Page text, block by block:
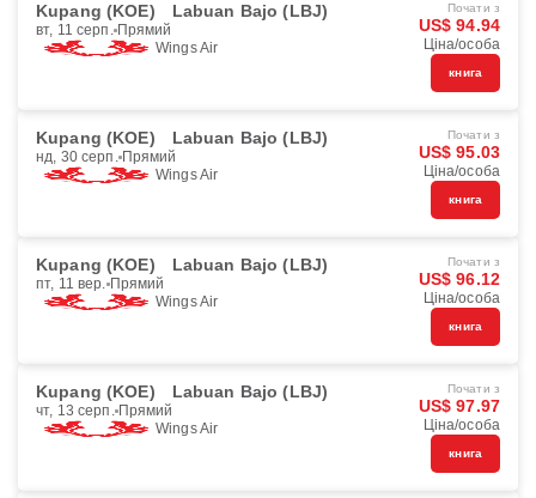
Kupang (KOE) Labuan Bajo (LBJ)
вт, 11 серп. Прямий
Wings Air
Почати з
US$ 94.94
Ціна/особа
книга
Kupang (KOE) Labuan Bajo (LBJ)
нд, 30 серп. Прямий
Wings Air
Почати з
US$ 95.03
Ціна/особа
книга
Kupang (KOE) Labuan Bajo (LBJ)
пт, 11 вер. Прямий
Wings Air
Почати з
US$ 96.12
Ціна/особа
книга
Kupang (KOE) Labuan Bajo (LBJ)
чт, 13 серп. Прямий
Wings Air
Почати з
US$ 97.97
Ціна/особа
книга